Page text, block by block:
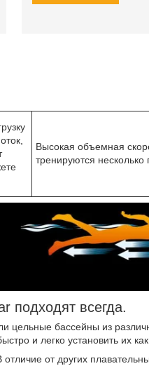
Высокая объемная
тренируются несколько
подходят всегда.
цельные бассейны из
и легко установить их
от других